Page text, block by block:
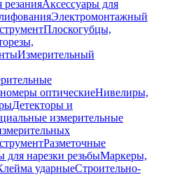
Аксессуары для
Электромонтажный
Плоскогубцы,
Измерительный
оптическиеНивелиры,
Детекторы и
измерительные
Разметочные
для нарезки резьбыМаркеры,
ударныеСтроительно-